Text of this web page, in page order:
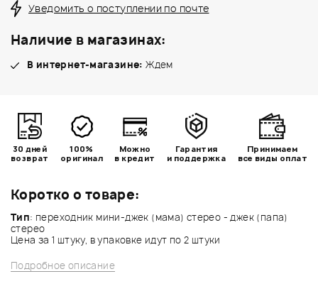
Коротко о товаре:
Тип: переходник мини-джек (мама) стерео - джек (папа)
стерео
Цена за 1 штуку, в упаковке идут по 2 штуки
Подробное описание
Уведомить о поступлении по почте
Наличие в магазинах:
В интернет-магазине: Ждем
30 дней
возврат
100%
оригинал
Можно
в кредит
Гарантия
и поддержка
Принимаем
все виды оплат